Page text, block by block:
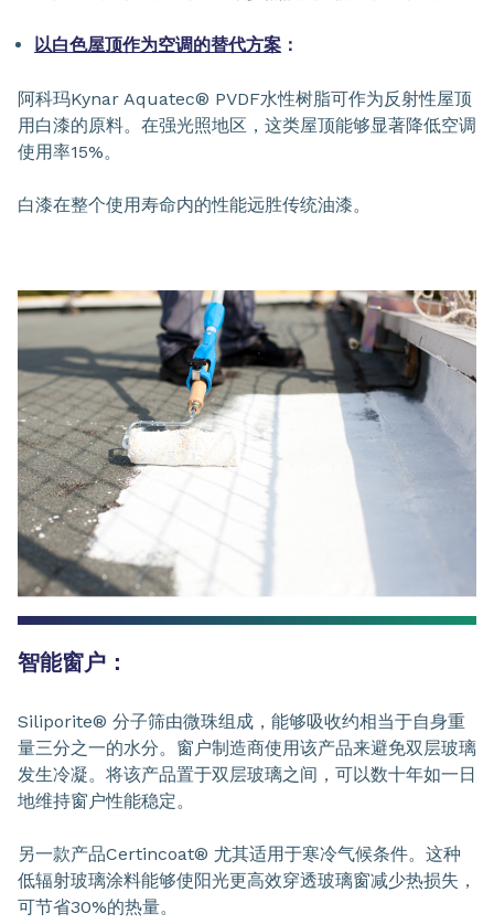
以白色屋顶作为空调的替代方案 ：
阿科玛Kynar Aquatec® PVDF水性树脂可作为反射性屋顶
用白漆的原料。在强光照地区，这类屋顶能够显著降低空调
使用率15%。
白漆在整个使用寿命内的性能远胜传统油漆。
智能窗户：
Siliporite® 分子筛由微珠组成，能够吸收约相当于自身重
量三分之一的水分。窗户制造商使用该产品来避免双层玻璃
发生冷凝。将该产品置于双层玻璃之间，可以数十年如一日
地维持窗户性能稳定。
另一款产品Certincoat® 尤其适用于寒冷气候条件。这种
低辐射玻璃涂料能够使阳光更高效穿透玻璃窗减少热损失，
可节省30%的热量。